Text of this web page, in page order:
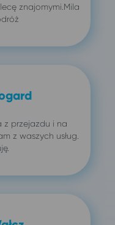
znajomymi.Mila
przejazdu i na
z waszych usług.